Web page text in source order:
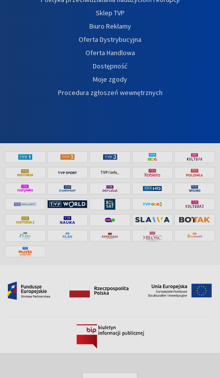
Sklep TVP
Biuro Reklamy
Oferta Dystrybucyjna
Oferta Handlowa
Dostępność
Moje zgody
Procedura zgłoszeń wewnętrznych